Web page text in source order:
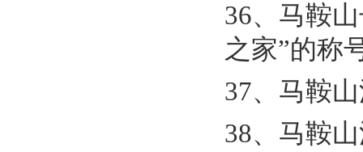
36、马鞍
之家”的称
37、马鞍
38、马鞍